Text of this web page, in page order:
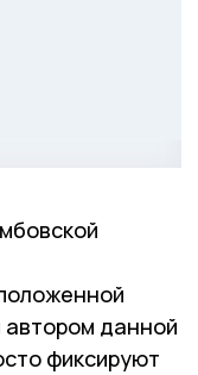
автором данной
фиксируют